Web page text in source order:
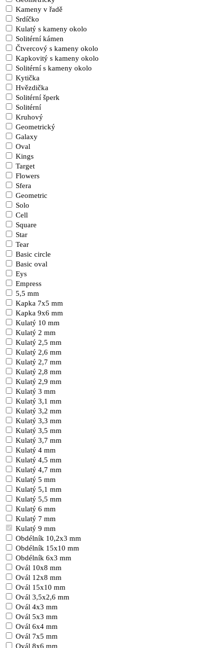
Kameny v řadě
Srdíčko
Kulatý s kameny okolo
Solitérní kámen
Čtvercový s kameny okolo
Kapkovitý s kameny okolo
Solitérní s kameny okolo
Kytička
Hvězdička
Solitérní šperk
Solitérní
Kruhový
Geometrický
Galaxy
Oval
Kings
Target
Flowers
Sfera
Geometric
Solo
Cell
Square
Star
Tear
Basic circle
Basic oval
Eys
Empress
5,5 mm
Kapka 7x5 mm
Kapka 9x6 mm
Kulatý 10 mm
Kulatý 2 mm
Kulatý 2,5 mm
Kulatý 2,6 mm
Kulatý 2,7 mm
Kulatý 2,8 mm
Kulatý 2,9 mm
Kulatý 3 mm
Kulatý 3,1 mm
Kulatý 3,2 mm
Kulatý 3,3 mm
Kulatý 3,5 mm
Kulatý 3,7 mm
Kulatý 4 mm
Kulatý 4,5 mm
Kulatý 4,7 mm
Kulatý 5 mm
Kulatý 5,1 mm
Kulatý 5,5 mm
Kulatý 6 mm
Kulatý 7 mm
Kulatý 9 mm
Obdélník 10,2x3 mm
Obdélník 15x10 mm
Obdélník 6x3 mm
Ovál 10x8 mm
Ovál 12x8 mm
Ovál 15x10 mm
Ovál 3,5x2,6 mm
Ovál 4x3 mm
Ovál 5x3 mm
Ovál 6x4 mm
Ovál 7x5 mm
Ovál 8x6 mm